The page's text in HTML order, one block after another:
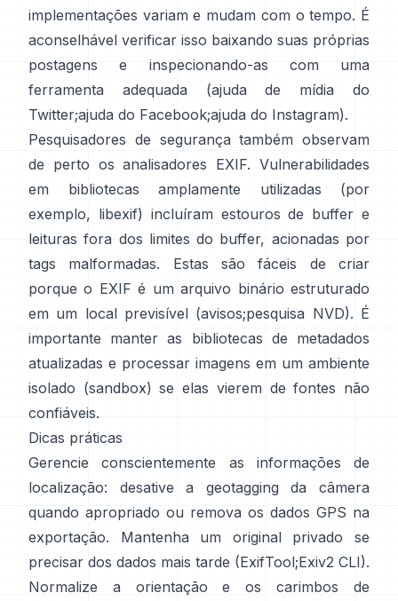
implementações variam e mudam com o tempo. É
aconselhável verificar isso baixando suas próprias
postagens e inspecionando-as com uma
ferramenta adequada (ajuda de mídia do
Twitter;ajuda do Facebook;ajuda do Instagram).
Pesquisadores de segurança também observam
de perto os analisadores EXIF. Vulnerabilidades
em bibliotecas amplamente utilizadas (por
exemplo, libexif) incluíram estouros de buffer e
leituras fora dos limites do buffer, acionadas por
tags malformadas. Estas são fáceis de criar
porque o EXIF é um arquivo binário estruturado
em um local previsível (avisos;pesquisa NVD). É
importante manter as bibliotecas de metadados
atualizadas e processar imagens em um ambiente
isolado (sandbox) se elas vierem de fontes não
confiáveis.
Dicas práticas
Gerencie conscientemente as informações de
localização: desative a geotagging da câmera
quando apropriado ou remova os dados GPS na
exportação. Mantenha um original privado se
precisar dos dados mais tarde (ExifTool;Exiv2 CLI).
Normalize a orientação e os carimbos de